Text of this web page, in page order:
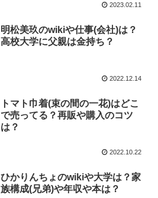
2023.02.11
明松美玖のwikiや仕事(会社)は？
高校大学に父親は金持ち？
2022.12.14
トマト巾着(束の間の一花)はどこ
で売ってる？再販や購入のコツ
は？
2022.10.22
ひかりんちょのwikiや大学は？家
族構成(兄弟)や年収や本は？